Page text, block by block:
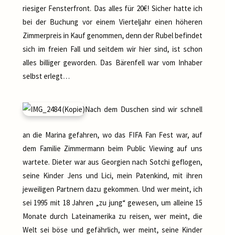
riesiger Fensterfront. Das alles für 20€! Sicher hatte ich
bei der Buchung vor einem Vierteljahr einen höheren
Zimmerpreis in Kauf genommen, denn der Rubel befindet
sich im freien Fall und seitdem wir hier sind, ist schon
alles billiger geworden. Das Bärenfell war vom Inhaber
selbst erlegt…
Nach dem Duschen sind wir schnell
an die Marina gefahren, wo das FIFA Fan Fest war, auf
dem Familie Zimmermann beim Public Viewing auf uns
wartete. Dieter war aus Georgien nach Sotchi geflogen,
seine Kinder Jens und Lici, mein Patenkind, mit ihren
jeweiligen Partnern dazu gekommen. Und wer meint, ich
sei 1995 mit 18 Jahren „zu jung“ gewesen, um alleine 15
Monate durch Lateinamerika zu reisen, wer meint, die
Welt sei böse und gefährlich, wer meint, seine Kinder